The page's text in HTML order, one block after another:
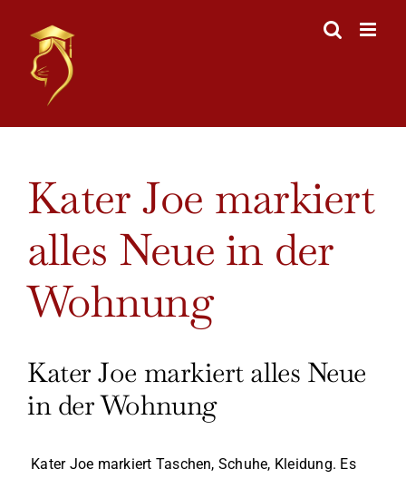
content
Larger
Image
Kater Joe markiert
alles Neue in der
Wohnung
Kater Joe markiert alles Neue
in der Wohnung
Kater Joe markiert Taschen, Schuhe, Kleidung. Es